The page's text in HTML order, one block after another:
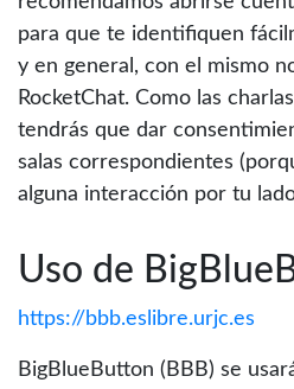
para que te identifiquen
y en general, con el mismo
RocketChat. Como las
tendrás que dar
salas correspondientes
alguna interacción por tu
Uso de
https://bbb.eslibre.urjc.es
BigBlueButton (BBB) se